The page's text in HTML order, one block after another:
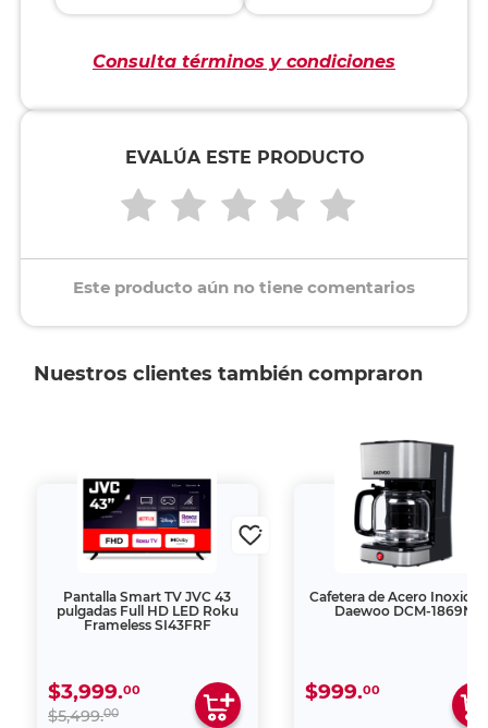
Consulta términos y condiciones
EVALÚA ESTE PRODUCTO
Este producto aún no tiene comentarios
Nuestros clientes también compraron
Pantalla Smart TV JVC 43
pulgadas Full HD LED Roku
Frameless SI43FRF
$3,999.00
$5,499.00
Cafetera de Acero
Daewoo DCM-1869N
$999.00